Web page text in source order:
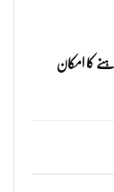
کا امکان